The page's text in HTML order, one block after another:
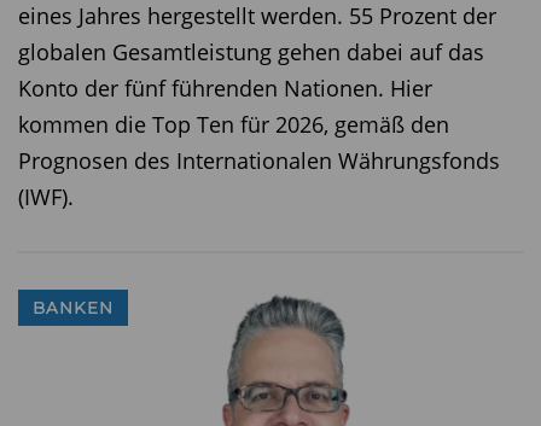
eines Jahres hergestellt werden. 55 Prozent der
globalen Gesamtleistung gehen dabei auf das
Konto der fünf führenden Nationen. Hier
kommen die Top Ten für 2026, gemäß den
Prognosen des Internationalen Währungsfonds
(IWF).
BANKEN